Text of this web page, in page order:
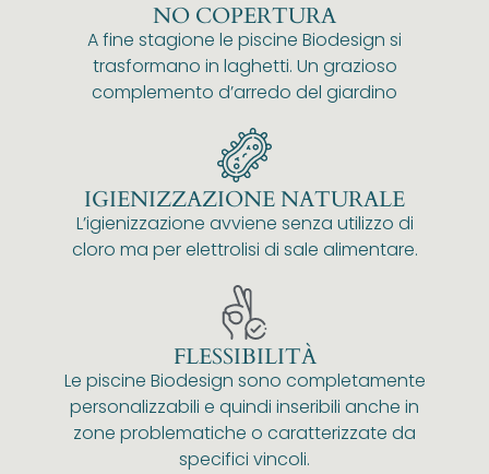
NO COPERTURA
A fine stagione le piscine Biodesign si
trasformano in laghetti. Un grazioso
complemento d’arredo del giardino
IGIENIZZAZIONE NATURALE
L’igienizzazione avviene senza utilizzo di
cloro ma per elettrolisi di sale alimentare.
FLESSIBILITÀ
Le piscine Biodesign sono completamente
personalizzabili e quindi inseribili anche in
zone problematiche o caratterizzate da
specifici vincoli.